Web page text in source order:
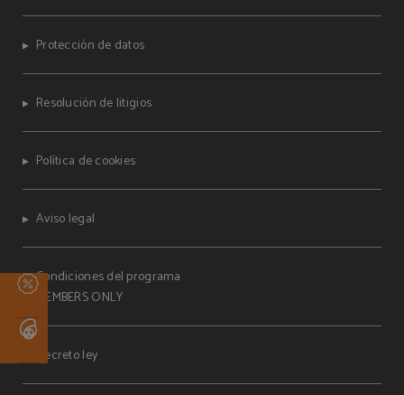
Protección de datos
Resolución de litigios
Política de cookies
Aviso legal
Condiciones del programa
MEMBERS ONLY
Decreto ley